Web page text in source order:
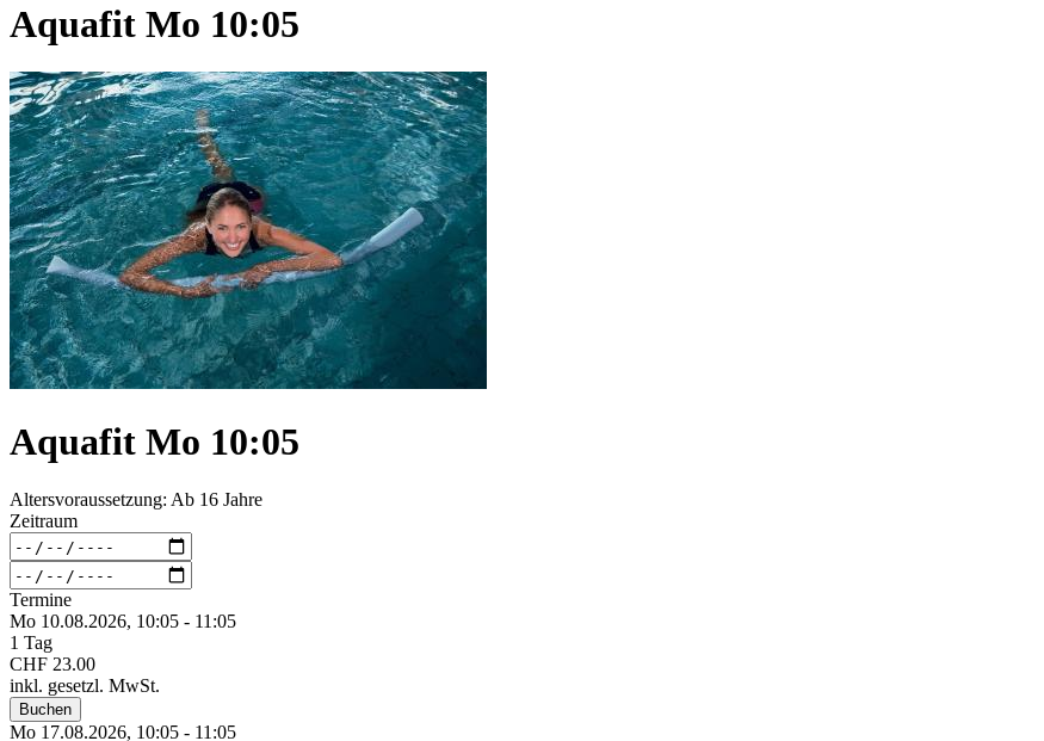
Aquafit Mo 10:05
Aquafit Mo 10:05
Altersvoraussetzung: Ab 16 Jahre
Zeitraum
Termine
Mo 10.08.2026, 10:05 - 11:05
1 Tag
CHF 23.00
inkl. gesetzl. MwSt.
Buchen
Mo 17.08.2026, 10:05 - 11:05